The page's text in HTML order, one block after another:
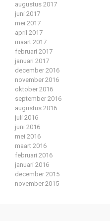
augustus 2017
juni 2017
mei 2017
april 2017
maart 2017
februari 2017
januari 2017
december 2016
november 2016
oktober 2016
september 2016
augustus 2016
juli 2016
juni 2016
mei 2016
maart 2016
februari 2016
januari 2016
december 2015
november 2015